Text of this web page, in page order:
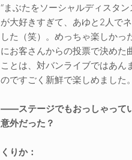
“まぶたをソーシャルディスタ
が大好きすぎて、あゆと2人で
した（笑）。めっちゃ楽しかっ
にお客さんからの投票で決めた
ことは、対バンライブではあん
のですごく新鮮で楽しめました。
――ステージでもおっしゃって
意外だった？
くりか：